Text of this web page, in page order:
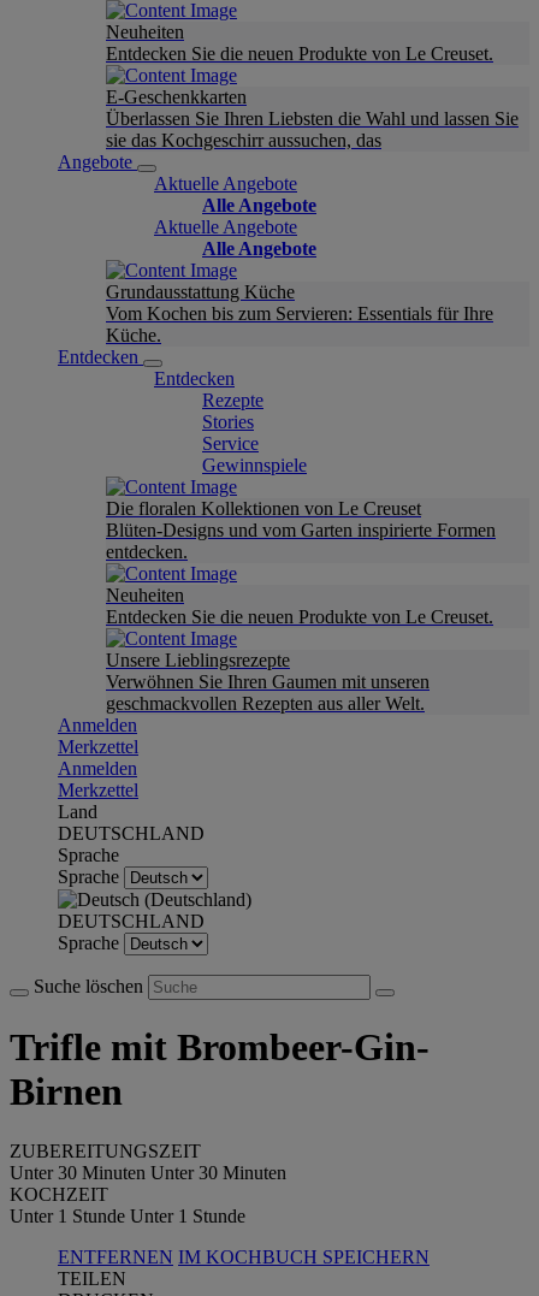
Neuheiten
Entdecken Sie die neuen Produkte von Le Creuset.
E-Geschenkkarten
Überlassen Sie Ihren Liebsten die Wahl und lassen Sie
sie das Kochgeschirr aussuchen, das
Angebote
Aktuelle Angebote
Alle Angebote
Aktuelle Angebote
Alle Angebote
Grundausstattung Küche
Vom Kochen bis zum Servieren: Essentials für Ihre
Küche.
Entdecken
Entdecken
Rezepte
Stories
Service
Gewinnspiele
Die floralen Kollektionen von Le Creuset
Blüten-Designs und vom Garten inspirierte Formen
entdecken.
Neuheiten
Entdecken Sie die neuen Produkte von Le Creuset.
Unsere Lieblingsrezepte
Verwöhnen Sie Ihren Gaumen mit unseren
geschmackvollen Rezepten aus aller Welt.
Anmelden
Merkzettel
Anmelden
Merkzettel
Land
DEUTSCHLAND
Sprache
Sprache
DEUTSCHLAND
Sprache
Suche löschen
Trifle mit Brombeer-Gin-
Birnen
ZUBEREITUNGSZEIT
Unter 30 Minuten Unter 30 Minuten
KOCHZEIT
Unter 1 Stunde Unter 1 Stunde
ENTFERNEN IM KOCHBUCH SPEICHERN
TEILEN